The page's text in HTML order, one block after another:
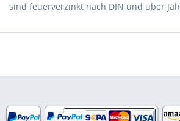
sind feuerverzinkt nach DIN und über